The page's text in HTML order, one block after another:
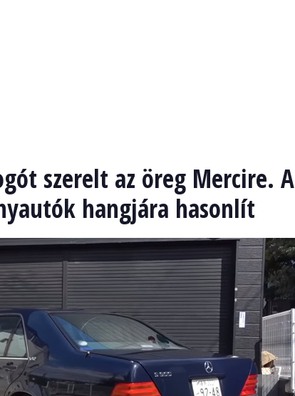
szerelt az öreg Mercire. A
hangjára hasonlít